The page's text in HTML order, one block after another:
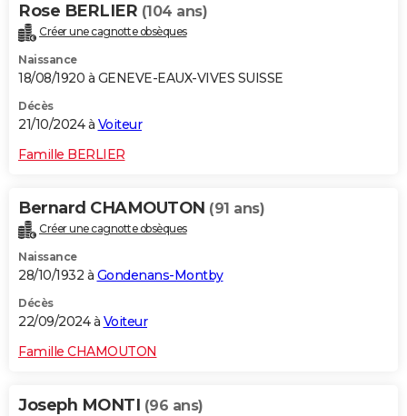
Rose BERLIER (104 ans)
Créer une cagnotte obsèques
Naissance
18/08/1920 à GENEVE-EAUX-VIVES SUISSE
Décès
21/10/2024 à Voiteur
Famille BERLIER
Bernard CHAMOUTON (91 ans)
Créer une cagnotte obsèques
Naissance
28/10/1932 à Gondenans-Montby
Décès
22/09/2024 à Voiteur
Famille CHAMOUTON
Joseph MONTI (96 ans)